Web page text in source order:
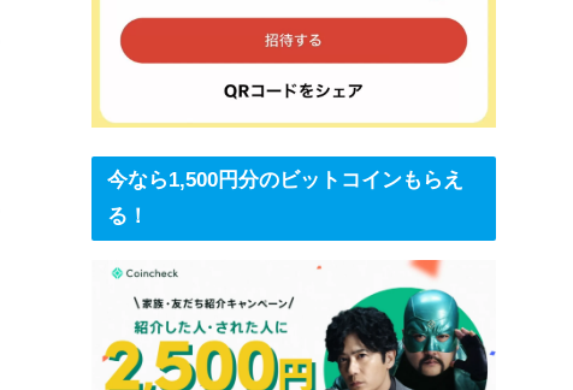
今なら1,500円分のビットコインもらえ
る！